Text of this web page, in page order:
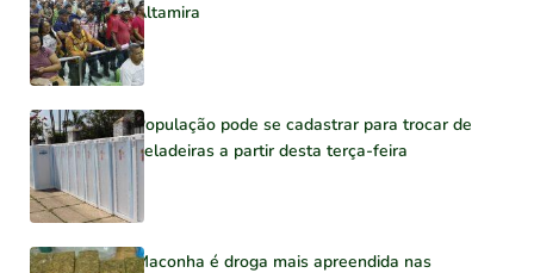
Altamira
População pode se cadastrar para trocar de
geladeiras a partir desta terça-feira
Maconha é droga mais apreendida nas